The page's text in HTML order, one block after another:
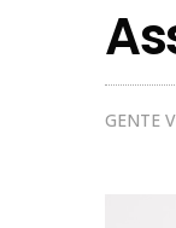
GENTE